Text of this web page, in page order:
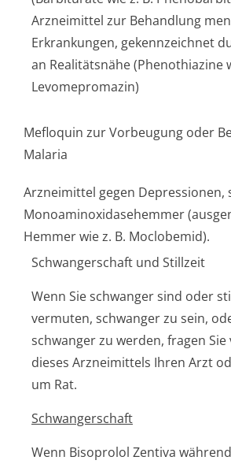
Arzneimittel zur Behandlung
Erkrankungen, gekennzeichnet
an Realitätsnähe (Phenothiazine
Levomepromazin)
Mefloquin zur Vorbeugung oder
Malaria
Arzneimittel gegen Depressionen,
Monoaminoxida­sehemmer
Hemmer wie z. B. Moclobemid).
Schwangerschaft und Stillzeit
Wenn Sie schwanger sind oder
vermuten, schwanger zu sein,
schwanger zu werden, fragen
dieses Arzneimittels Ihren Arzt
um Rat.
Schwangerschaft
Wenn Bisoprolol Zentiva